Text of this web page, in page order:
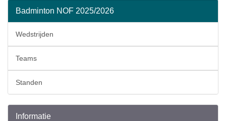
Badminton NOF 2025/2026
Wedstrijden
Teams
Standen
Informatie